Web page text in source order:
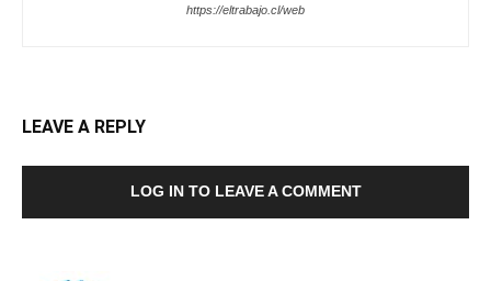
https://eltrabajo.cl/web
LEAVE A REPLY
LOG IN TO LEAVE A COMMENT